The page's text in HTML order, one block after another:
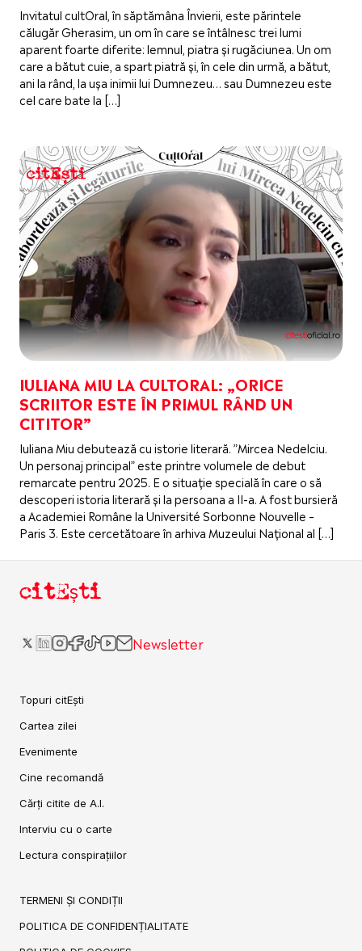
Invitatul cultOral, în săptămâna Învierii, este părintele
călugăr Gherasim, un om în care se întâlnesc trei lumi
aparent foarte diferite: lemnul, piatra și rugăciunea. Un om
care a bătut cuie, a spart piatră și, în cele din urmă, a bătut,
ani la rând, la ușa inimii lui Dumnezeu… sau Dumnezeu este
cel care bate la […]
IULIANA MIU LA CULTORAL: „ORICE
SCRIITOR ESTE ÎN PRIMUL RÂND UN
CITITOR”
Iuliana Miu debutează cu istorie literară. ”Mircea Nedelciu.
Un personaj principal” este printre volumele de debut
remarcate pentru 2025. E o situație specială în care o să
descoperi istoria literară și la persoana a II-a. A fost bursieră
a Academiei Române la Université Sorbonne Nouvelle –
Paris 3. Este cercetătoare în arhiva Muzeului Național al […]
citEști
Newsletter
Topuri citEști
Cartea zilei
Evenimente
Cine recomandă
Cărți citite de A.I.
Interviu cu o carte
Lectura conspirațiilor
TERMENI ȘI CONDIȚII
POLITICA DE CONFIDENȚIALITATE